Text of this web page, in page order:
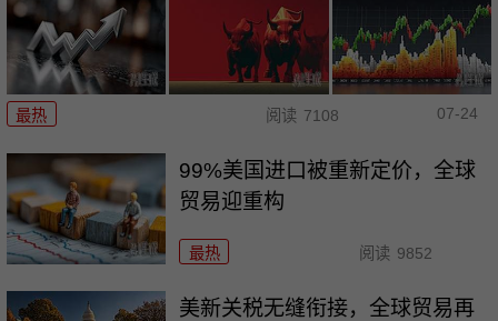
最热 阅读 7108 07-24
99%美国进口被重新定价，全球
贸易迎重构
最热 阅读 9852
美新关税无缝衔接，全球贸易再